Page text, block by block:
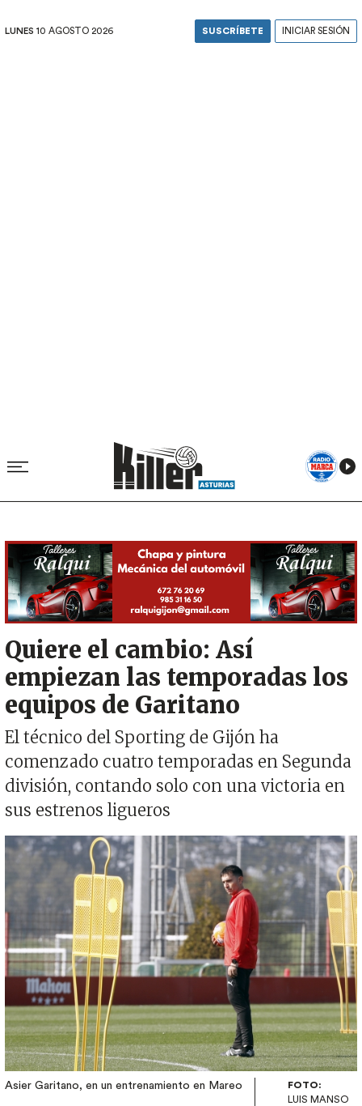
LUNES 10 AGOSTO 2026 SUSCRÍBETE INICIAR SESIÓN
Quiere el cambio: Así
empiezan las temporadas los
equipos de Garitano
El técnico del Sporting de Gijón ha
comenzado cuatro temporadas en Segunda
división, contando solo con una victoria en
sus estrenos ligueros
Imagen
Asier Garitano, en un entrenamiento en Mareo
FOTO:
LUIS MANSO